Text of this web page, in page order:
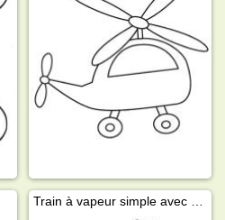
Train à vapeur simple avec wagons